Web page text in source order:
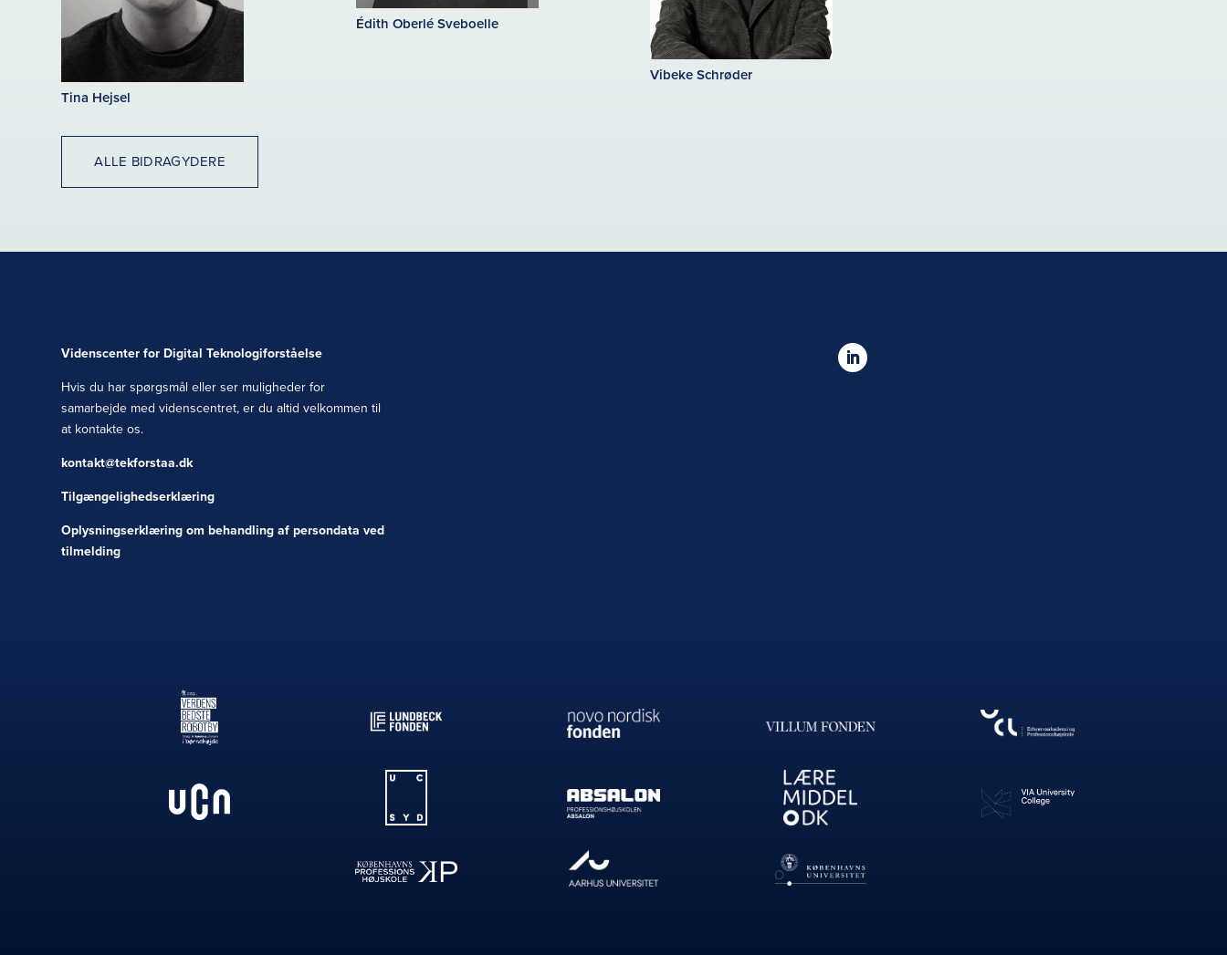
Tina Hejsel
Édith Oberlé Sveboelle
Vibeke Schrøder
ALLE BIDRAGYDERE
Videnscenter for Digital Teknologiforståelse
Hvis du har spørgsmål eller ser muligheder for
samarbejde med videnscentret, er du altid velkommen til
at kontakte os.
kontakt@tekforstaa.dk
Tilgængelighedserklæring
Oplysningserklæring om behandling af persondata ved
tilmelding